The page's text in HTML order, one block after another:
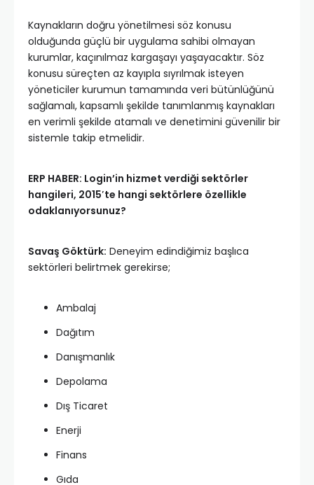
Kaynakların doğru yönetilmesi söz konusu
olduğunda güçlü bir uygulama sahibi olmayan
kurumlar, kaçınılmaz kargaşayı yaşayacaktır. Söz
konusu süreçten az kayıpla sıyrılmak isteyen
yöneticiler kurumun tamamında veri bütünlüğünü
sağlamalı, kapsamlı şekilde tanımlanmış kaynakları
en verimli şekilde atamalı ve denetimini güvenilir bir
sistemle takip etmelidir.
ERP HABER: Login’in hizmet verdiği sektörler
hangileri, 2015′te hangi sektörlere özellikle
odaklanıyorsunuz?
Savaş Göktürk: Deneyim edindiğimiz başlıca
sektörleri belirtmek gerekirse;
Ambalaj
Dağıtım
Danışmanlık
Depolama
Dış Ticaret
Enerji
Finans
Gıda